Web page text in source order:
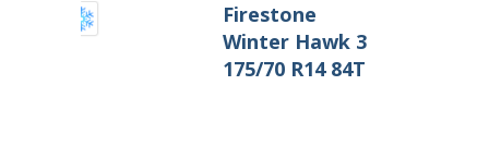
Firestone
Winter Hawk 3
175/70 R14 84T